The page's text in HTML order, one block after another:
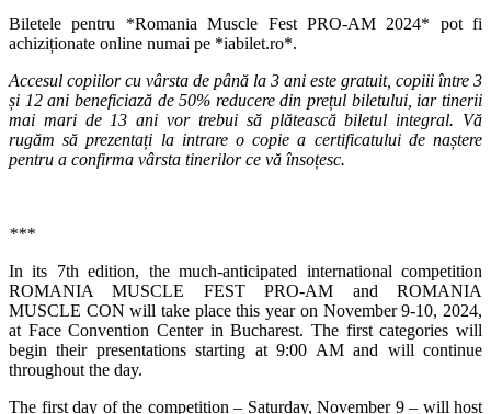
Biletele pentru *Romania Muscle Fest PRO-AM 2024* pot fi
achiziționate online numai pe *iabilet.ro*.
Accesul copiilor cu vârsta de până la 3 ani este gratuit, copiii între 3
și 12 ani beneficiază de 50% reducere din prețul biletului, iar tinerii
mai mari de 13 ani vor trebui să plătească biletul integral. Vă
rugăm să prezentați la intrare o copie a certificatului de naștere
pentru a confirma vârsta tinerilor ce vă însoțesc.
***
In its 7th edition, the much-anticipated international competition
ROMANIA MUSCLE FEST PRO-AM and ROMANIA
MUSCLE CON will take place this year on November 9-10, 2024,
at Face Convention Center in Bucharest. The first categories will
begin their presentations starting at 9:00 AM and will continue
throughout the day.
The first day of the competition – Saturday, November 9 – will host